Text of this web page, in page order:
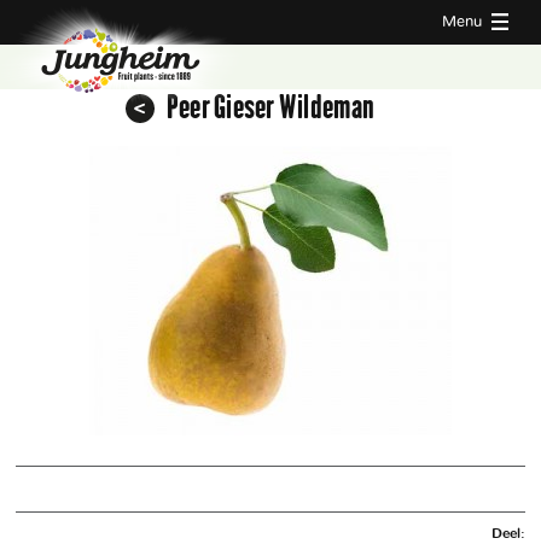
Menu
Peer Gieser Wildeman
Deel: